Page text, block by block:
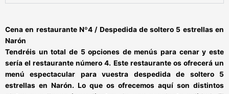
Cena en restaurante Nº4 / Despedida de soltero 5 estrellas en
Narón
Tendréis un total de 5 opciones de menús para cenar y este
sería el restaurante número 4. Este restaurante os ofrecerá un
menú espectacular para vuestra despedida de soltero 5
estrellas en Narón. Lo que os ofrecemos aquí son distintos